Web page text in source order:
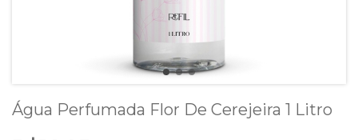
Água Perfumada Flor De Cerejeira 1 Litro